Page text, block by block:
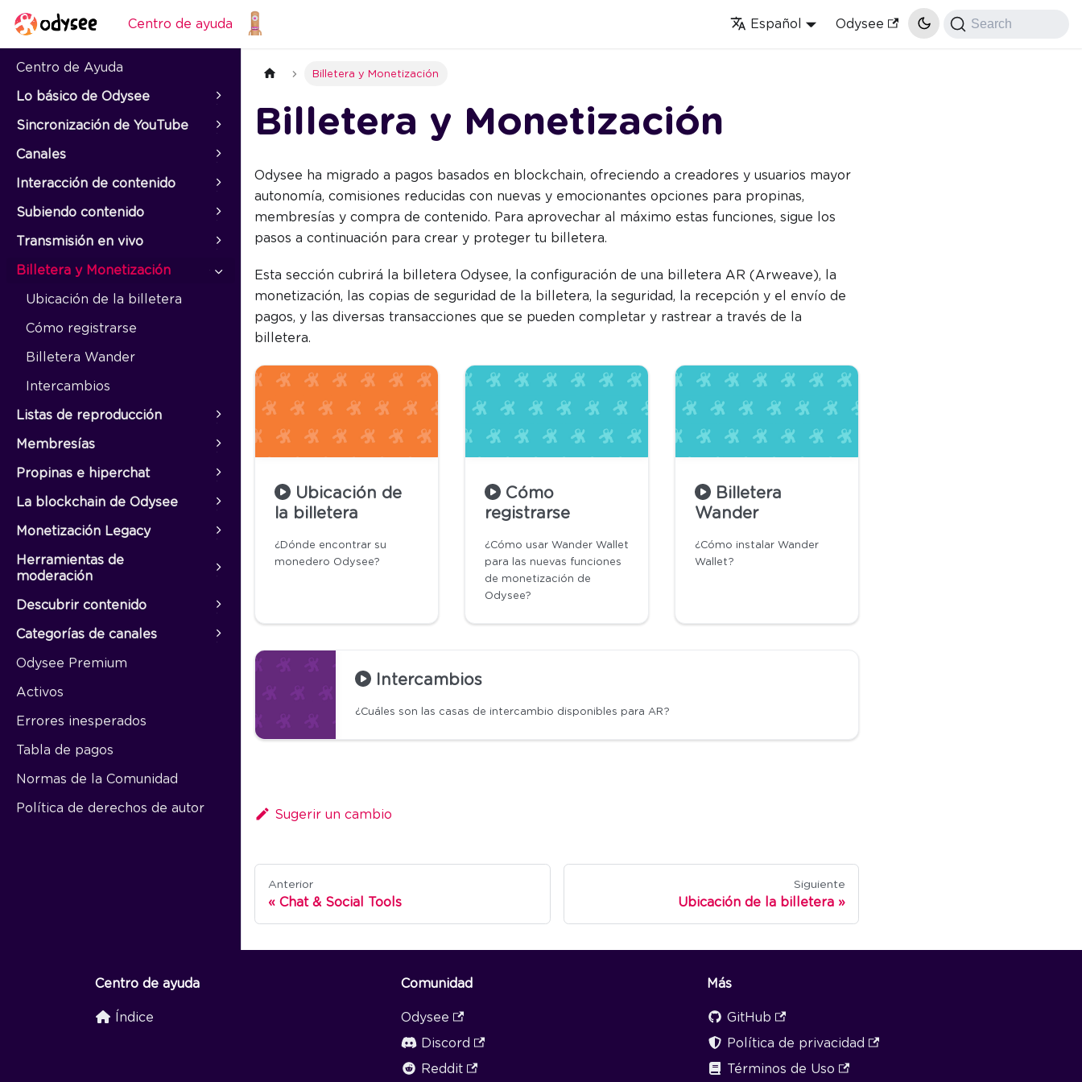
Centro de ayuda Español Odysee Search
Centro de Ayuda
Lo básico de Odysee
Sincronización de YouTube
Canales
Interacción de contenido
Subiendo contenido
Transmisión en vivo
Billetera y Monetización
Ubicación de la billetera
Cómo registrarse
Billetera Wander
Intercambios
Listas de reproducción
Membresías
Propinas e hiperchat
La blockchain de Odysee
Monetización Legacy
Herramientas de
moderación
Descubrir contenido
Categorías de canales
Odysee Premium
Activos
Errores inesperados
Tabla de pagos
Normas de la Comunidad
Política de derechos de autor
Billetera y Monetización
Billetera y Monetización
Odysee ha migrado a pagos basados en blockchain, ofreciendo a creadores y usuarios mayor
autonomía, comisiones reducidas con nuevas y emocionantes opciones para propinas,
membresías y compra de contenido. Para aprovechar al máximo estas funciones, sigue los
pasos a continuación para crear y proteger tu billetera.
Esta sección cubrirá la billetera Odysee, la configuración de una billetera AR (Arweave), la
monetización, las copias de seguridad de la billetera, la seguridad, la recepción y el envío de
pagos, y las diversas transacciones que se pueden completar y rastrear a través de la
billetera.
Ubicación de
la billetera
¿Dónde encontrar su
monedero Odysee?
Cómo
registrarse
¿Cómo usar Wander Wallet
para las nuevas funciones
de monetización de
Odysee?
Billetera
Wander
¿Cómo instalar Wander
Wallet?
Intercambios
¿Cuáles son las casas de intercambio disponibles para AR?
Sugerir un cambio
Anterior
Chat & Social Tools
Siguiente
Ubicación de la billetera
Centro de ayuda
Índice
Comunidad
Odysee
Discord
Reddit
Más
GitHub
Política de privacidad
Términos de Uso